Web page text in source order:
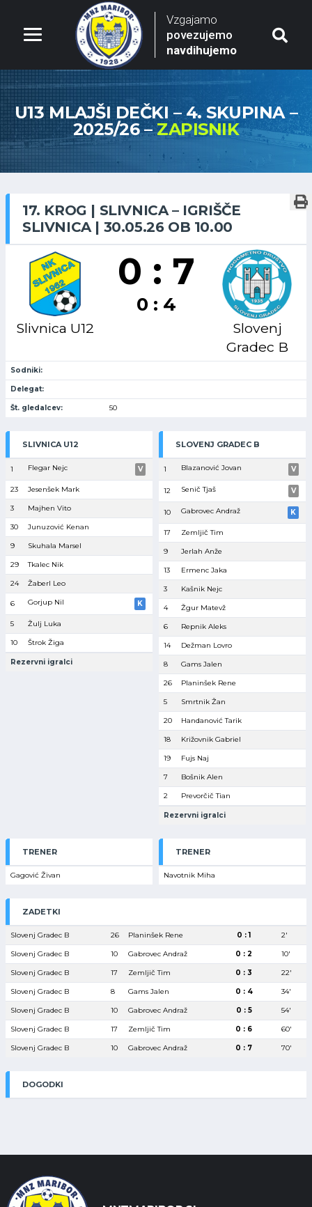
Vzgajamo
povezujemo
navdihujemo
U13 MLAJŠI DEČKI – 4. SKUPINA –
2025/26 –ZAPISNIK
17. KROG | SLIVNICA – IGRIŠČE
SLIVNICA | 30.05.26 OB 10.00
Slivnica U12
0 : 7
0 : 4
Slovenj
Gradec B
Sodniki:
Delegat:
Št. gledalcev: 50
SLIVNICA U12
1 Flegar Nejc V
23 Jesenšek Mark
3 Majhen Vito
30 Junuzović Kenan
9 Skuhala Marsel
29 Tkalec Nik
24 Žaberl Leo
6 Gorjup Nil K
5 Žulj Luka
10 Štrok Žiga
Rezervni igralci
SLOVENJ GRADEC B
1 Blazanović Jovan V
12 Senič Tjaš V
10 Gabrovec Andraž K
17 Zemljič Tim
9 Jerlah Anže
13 Ermenc Jaka
3 Kašnik Nejc
4 Žgur Matevž
6 Repnik Aleks
14 Dežman Lovro
8 Gams Jalen
26 Planinšek Rene
5 Smrtnik Žan
20 Handanović Tarik
18 Križovnik Gabriel
19 Fujs Naj
7 Bošnik Alen
2 Prevorčič Tian
Rezervni igralci
TRENER
Gagović Živan
TRENER
Navotnik Miha
ZADETKI
Slovenj Gradec B 26 Planinšek Rene 0 : 1 2′
Slovenj Gradec B 10 Gabrovec Andraž 0 : 2 10′
Slovenj Gradec B 17 Zemljič Tim 0 : 3 22′
Slovenj Gradec B 8 Gams Jalen 0 : 4 34′
Slovenj Gradec B 10 Gabrovec Andraž 0 : 5 54′
Slovenj Gradec B 17 Zemljič Tim 0 : 6 60′
Slovenj Gradec B 10 Gabrovec Andraž 0 : 7 70′
DOGODKI